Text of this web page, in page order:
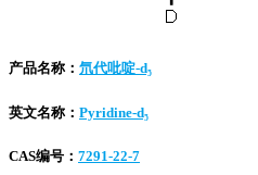
产品名称： 氘代吡啶-d₅
英文名称： Pyridine-d₅
CAS编号： 7291-22-7